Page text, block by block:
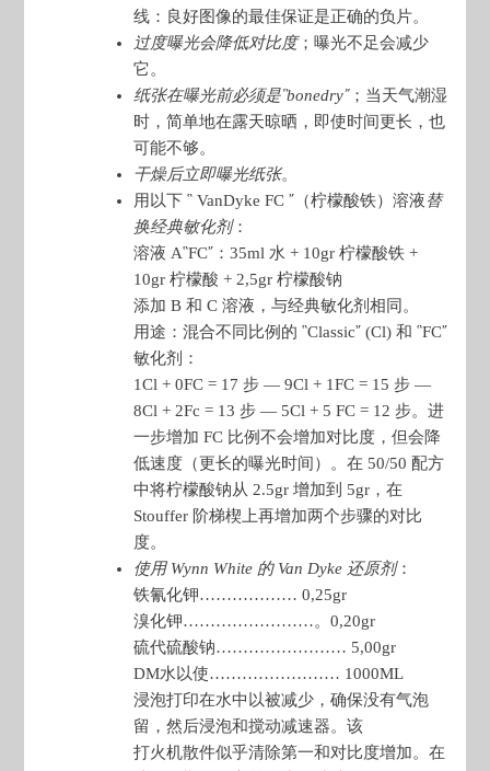
线：良好图像的最佳保证是正确的负片。
过度曝光会降低对比度；曝光不足会减少
它。
纸张在曝光前必须是῝bonedry῎；当天气潮湿
时，简单地在露天晾晒，即使时间更长，也
可能不够。
干燥后立即曝光纸张。
用以下 ῝ VanDyke FC ῎（柠檬酸铁）溶液替
换经典敏化剂：
溶液 A῝FC῎：35ml 水 + 10gr 柠檬酸铁 +
10gr 柠檬酸 + 2,5gr 柠檬酸钠
添加 B 和 C 溶液，与经典敏化剂相同。
用途：混合不同比例的 ῝Classic῎ (Cl) 和 ῝FC῎
敏化剂：
1Cl + 0FC = 17 步 — 9Cl + 1FC = 15 步 —
8Cl + 2Fc = 13 步 — 5Cl + 5 FC = 12 步。进
一步增加 FC 比例不会增加对比度，但会降
低速度（更长的曝光时间）。在 50/50 配方
中将柠檬酸钠从 2.5gr 增加到 5gr，在
Stouffer 阶梯楔上再增加两个步骤的对比
度。
使用 Wynn White 的 Van Dyke 还原剂：
铁氰化钾……………… 0,25gr
溴化钾……………………。0,20gr
硫代硫酸钠…………………… 5,00gr
DM水以使…………………… 1000ML
浸泡打印在水中以被减少，确保没有气泡
留，然后浸泡和搅动减速器。该
打火机散件似乎清除第一和对比度增加。在